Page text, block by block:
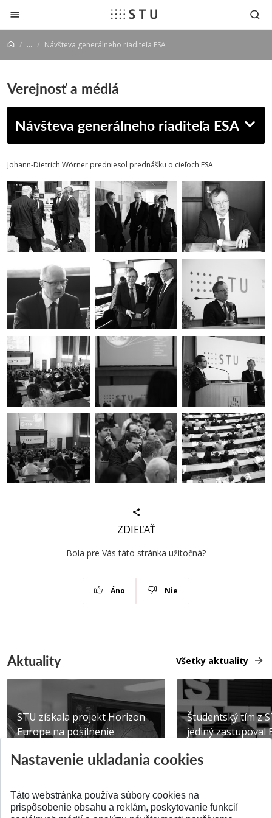
Prejsť na obsah
... Návšteva generálneho riaditeľa ESA
Verejnosť a médiá
Návšteva generálneho riaditeľa ESA
Johann-Dietrich Wörner predniesol prednášku o cieľoch ESA
ZDIEĽAŤ
Bola pre Vás táto stránka užitočná?
Áno Nie
Aktuality Všetky aktuality
STU získala projekt Horizon
Europe na posilnenie
Publikované 31.07.2026
Študentský tím z
jediný zastupoval
Publikované
Nastavenie ukladania cookies
Táto webstránka používa súbory cookies na
prispôsobenie obsahu a reklám, poskytovanie funkcií